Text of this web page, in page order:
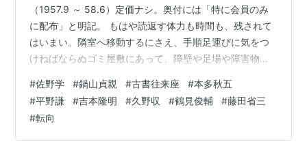
（1957.9 ～ 58.6）定価ナシ。奥付には「特に会員のみ
に配布」と明記。 もはや読返す体力も時間も、残されて
はいまい。隣室へ移動するにさえ、手順足運びに気をつ
けねばならぬゴミ屋敷にあって、障壁や足場や障害物や
なたかのお手許にあれば、今なお内容的にか資料的に
か、なんらかの値打ちを発揮できるかもしれぬものは、
一日も早く手放すにかぎる。懇意にさせていただいてい
る雑司ヶ谷の古書肆「往来座」さんに、お手助けいただ
#佐野学 #鍋山貞親 #古書往来座 #本多秋五
#平野謙 #吉本隆明 #久野収 #鶴見俊輔 #藤田省三
#転向